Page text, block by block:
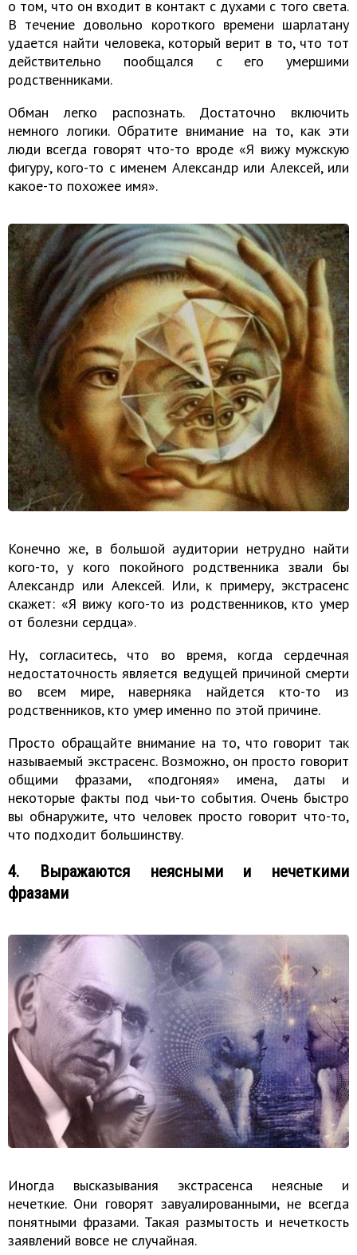
о том, что он входит в контакт с духами с того света.
В течение довольно короткого времени шарлатану
удается найти человека, который верит в то, что тот
действительно пообщался с его умершими
родственниками.
Обман легко распознать. Достаточно включить
немного логики. Обратите внимание на то, как эти
люди всегда говорят что-то вроде «Я вижу мужскую
фигуру, кого-то с именем Александр или Алексей, или
какое-то похожее имя».
Конечно же, в большой аудитории нетрудно найти
кого-то, у кого покойного родственника звали бы
Александр или Алексей. Или, к примеру, экстрасенс
скажет: «Я вижу кого-то из родственников, кто умер
от болезни сердца».
Ну, согласитесь, что во время, когда сердечная
недостаточность является ведущей причиной смерти
во всем мире, наверняка найдется кто-то из
родственников, кто умер именно по этой причине.
Просто обращайте внимание на то, что говорит так
называемый экстрасенс. Возможно, он просто говорит
общими фразами, «подгоняя» имена, даты и
некоторые факты под чьи-то события. Очень быстро
вы обнаружите, что человек просто говорит что-то,
что подходит большинству.
4. Выражаются неясными и нечеткими
фразами
Иногда высказывания экстрасенса неясные и
нечеткие. Они говорят завуалированными, не всегда
понятными фразами. Такая размытость и нечеткость
заявлений вовсе не случайная.